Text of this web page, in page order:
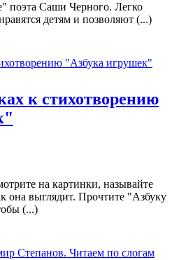
поэта Саши Черного. Легко
детям и позволяют (...)
к стихотворению
на картинки, называйте
она выглядит. Прочтите "Азбуку
(...)